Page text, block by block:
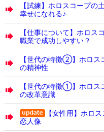
【試練】ホロスコープの
幸せになれる♪
【仕事について】ホロス
職業で成功しやすい？
【世代の特徴②】ホロス
の精神性
【世代の特徴①】ホロス
の改革意識
【女性用】ホロ
恋人像